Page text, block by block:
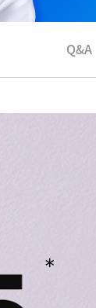
Q&A